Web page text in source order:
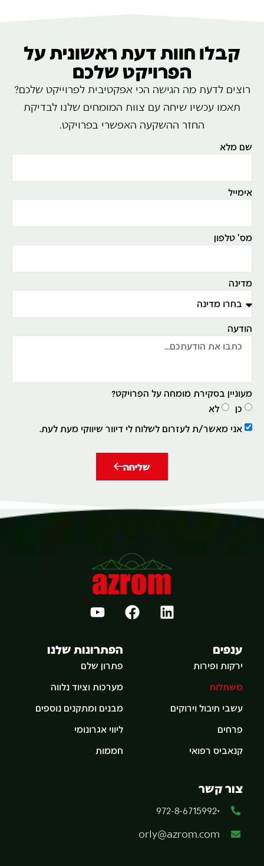
קבלו חוות דעת ראשונית על
הפרויקט שלכם
רוצים לדעת מה הגישה הכי אפקטיבית לפרוייקט שלכם?
תאמו עכשיו שיחה עם צוות המומחים שלנו לבדיקת
החזר ההשקעה האפשרי בפרויקט.
שם מלא
אימייל
מס' טלפון
מדינה
הודעה
מעוניין בסקירת מומחה על הפרויקט?
כן
לא
אני מאשר/ת לעזרום לשלוח לי דיוור שיווקי מעת לעת.
שליחה
ענפים
ירקות ופירות
משתלות
עשבי תיבול וירוקים
פרחים
קנאביס רפואי
הפתרונות שלנו
פתרון שלם
מערכות וציוד נלווה
מבנים ומתקנים נוספים
ליווי אגרונומי
חממות
צור קשר
+972-8-6715992
orly@azrom.com